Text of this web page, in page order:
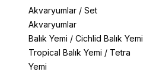
Akvaryumlar / Set
Akvaryumlar
Balık Yemi / Cichlid Balık Yemi
Tropical Balık Yemi / Tetra
Yemi